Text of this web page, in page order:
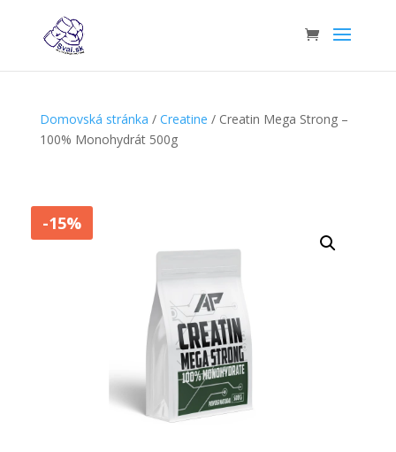
Domovská stránka / Creatine / Creatin Mega Strong –
100% Monohydrát 500g
-15%